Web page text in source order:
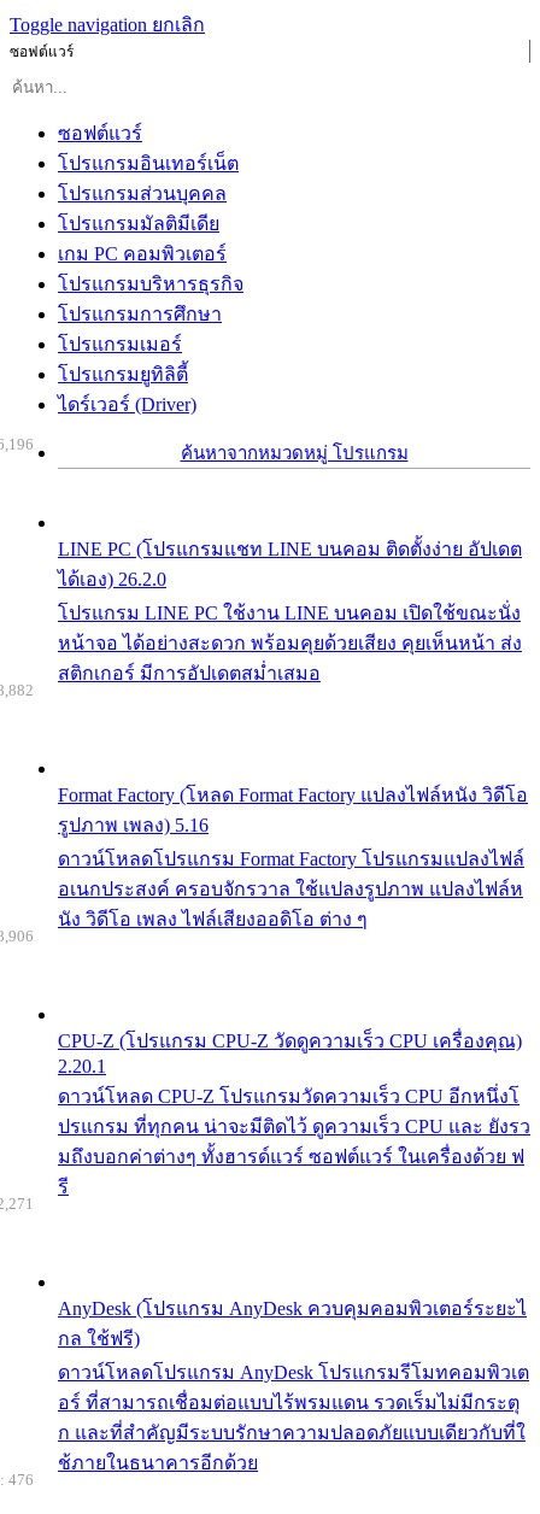
Toggle navigation ยกเลิก
ซอฟต์แวร์
ซอฟต์แวร์
โปรแกรมอินเทอร์เน็ต
โปรแกรมส่วนบุคคล
โปรแกรมมัลติมีเดีย
เกม PC คอมพิวเตอร์
โปรแกรมบริหารธุรกิจ
โปรแกรมการศึกษา
โปรแกรมเมอร์
โปรแกรมยูทิลิตี้
ไดร์เวอร์ (Driver)
ค้นหาจากหมวดหมู่ โปรแกรม
LINE PC (โปรแกรมแชท LINE บนคอม ติดตั้งง่าย อัปเดต
ได้เอง) 26.2.0
โปรแกรม LINE PC ใช้งาน LINE บนคอม เปิดใช้ขณะนั่ง
หน้าจอ ได้อย่างสะดวก พร้อมคุยด้วยเสียง คุยเห็นหน้า ส่ง
สติกเกอร์ มีการอัปเดตสม่ำเสมอ
Format Factory (โหลด Format Factory แปลงไฟล์หนัง วิดีโอ
รูปภาพ เพลง) 5.16
ดาวน์โหลดโปรแกรม Format Factory โปรแกรมแปลงไฟล์
อเนกประสงค์ ครอบจักรวาล ใช้แปลงรูปภาพ แปลงไฟล์ห
นัง วิดีโอ เพลง ไฟล์เสียงออดิโอ ต่าง ๆ
CPU-Z (โปรแกรม CPU-Z วัดดูความเร็ว CPU เครื่องคุณ)
2.20.1
ดาวน์โหลด CPU-Z โปรแกรมวัดความเร็ว CPU อีกหนึ่งโ
ปรแกรม ที่ทุกคน น่าจะมีติดไว้ ดูความเร็ว CPU และ ยังรว
มถึงบอกค่าต่างๆ ทั้งฮารด์แวร์ ซอฟต์แวร์ ในเครื่องด้วย ฟ
รี
AnyDesk (โปรแกรม AnyDesk ควบคุมคอมพิวเตอร์ระยะไ
กล ใช้ฟรี)
ดาวน์โหลดโปรแกรม AnyDesk โปรแกรมรีโมทคอมพิวเต
อร์ ที่สามารถเชื่อมต่อแบบไร้พรมแดน รวดเร็มไม่มีกระตุ
ก และที่สำคัญมีระบบรักษาความปลอดภัยแบบเดียวกับที่ใ
ช้ภายในธนาคารอีกด้วย
476